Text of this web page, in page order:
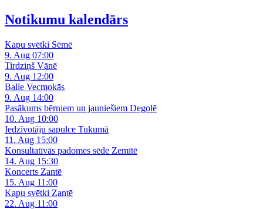
Notikumu kalendārs
Kapu svētki Sēmē
9. Aug 07:00
Tirdziņš Vānē
9. Aug 12:00
Balle Vecmokās
9. Aug 14:00
Pasākums bērniem un jauniešiem Degolē
10. Aug 10:00
Iedzīvotāju sapulce Tukumā
11. Aug 15:00
Konsultatīvās padomes sēde Zemītē
14. Aug 15:30
Koncerts Zantē
15. Aug 11:00
Kapu svētki Zantē
22. Aug 11:00